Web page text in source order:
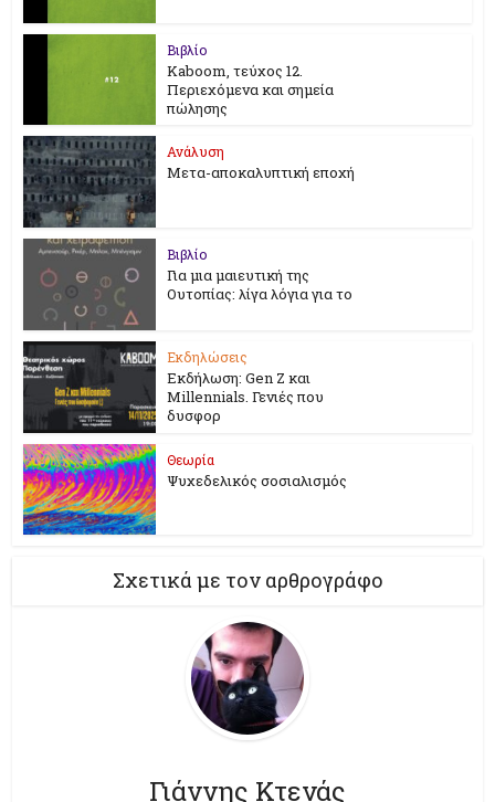
Βιβλίο
Kaboom, τεύχος 12.
Περιεχόμενα και σημεία
πώλησης
Ανάλυση
Μετα-αποκαλυπτική εποχή
Βιβλίο
Για μια μαιευτική της
Ουτοπίας: λίγα λόγια για το
Εκδηλώσεις
Εκδήλωση: Gen Z και
Millennials. Γενιές που
δυσφορ
Θεωρία
Ψυχεδελικός σοσιαλισμός
Σχετικά με τον αρθρογράφο
Γιάννης Κτενάς